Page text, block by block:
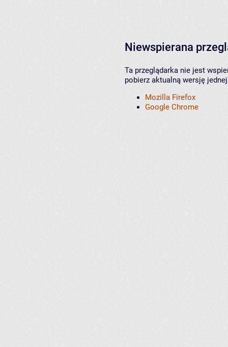
Niewspierana
Ta przeglądarka nie jest
pobierz aktualną wersję
Mozilla Firefox
Google Chrome